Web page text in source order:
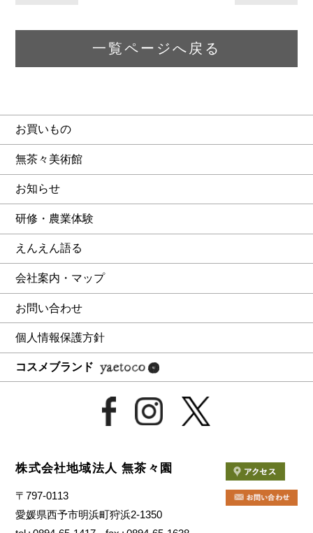
一覧ページへ戻る
お買いもの
無茶々美術館
お知らせ
研修・農業体験
えんえん語る
会社案内・マップ
お問い合わせ
個人情報保護方針
コスメブランド
株式会社地域法人 無茶々園
〒797-0113
愛媛県西予市明浜町狩浜2-1350